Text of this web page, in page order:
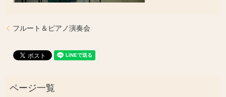
フルート＆ピアノ演奏会